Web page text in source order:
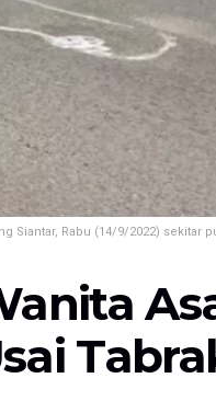
Rabu (14/9/2022) sekitar